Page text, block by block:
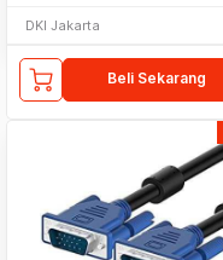
DKI Jakarta
Beli Sekarang